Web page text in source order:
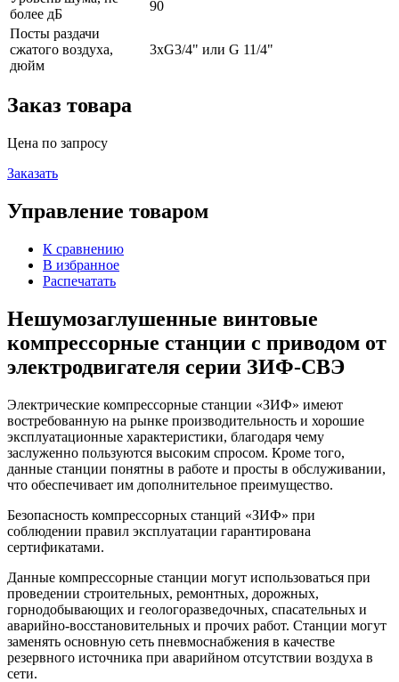
более дБ
90
Посты раздачи
сжатого воздуха,
дюйм
3хG3/4" или G 11/4"
Заказ товара
Цена по запросу
Заказать
Управление товаром
К сравнению
В избранное
Распечатать
Нешумозаглушенные винтовые
компрессорные станции с приводом от
электродвигателя серии ЗИФ-СВЭ
Электрические компрессорные станции «ЗИФ» имеют
востребованную на рынке производительность и хорошие
эксплуатационные характеристики, благодаря чему
заслуженно пользуются высоким спросом. Кроме того,
данные станции понятны в работе и просты в обслуживании,
что обеспечивает им дополнительное преимущество.
Безопасность компрессорных станций «ЗИФ» при
соблюдении правил эксплуатации гарантирована
сертификатами.
Данные компрессорные станции могут использоваться при
проведении строительных, ремонтных, дорожных,
горнодобывающих и геологоразведочных, спасательных и
аварийно-восстановительных и прочих работ. Станции могут
заменять основную сеть пневмоснабжения в качестве
резервного источника при аварийном отсутствии воздуха в
сети.